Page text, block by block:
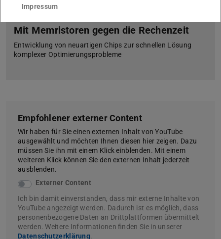
Mit Memristoren gegen die Rechenzeit
Entwicklung von neuartigen Chips zur schnellen Lösung
komplexer Optimierungsprobleme
Empfohlener externer Content
Wir haben für Sie einen externen Inhalt von YouTube
ausgewählt und möchten Ihnen diesen hier zeigen. Dazu
müssen Sie ihn mit einem Klick einblenden. Mit einem
weiteren Klick können Sie den externen Inhalt jederzeit
ausblenden.
Externer Content
Ich bin damit einverstanden, dass mir externe Inhalte von
YouTube angezeigt werden. Dadurch ist es möglich, dass
personenbezogene Daten an Drittplattformen übermittelt
werden. Weitere Informationen finden Sie in unserer
Datenschutzerklärung.
Impressum